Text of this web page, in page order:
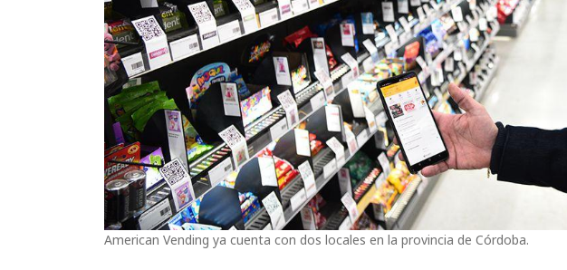
American Vending ya cuenta con dos locales en la provincia de Córdoba.